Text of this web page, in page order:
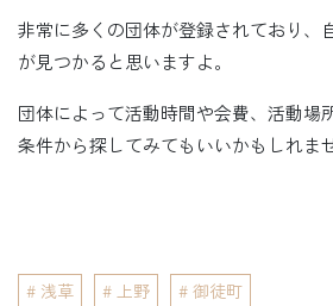
非常に多くの団体が登録されており、
が見つかると思いますよ。
団体によって活動時間や会費、活動場
条件から探してみてもいいかもしれま
浅草 上野 御徒町